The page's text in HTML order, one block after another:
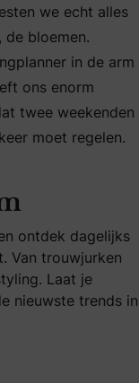
we echt alles
bloemen.
in de arm
ons enorm
twee weekenden
moet regelen.
ontdek dagelijks
Van trouwjurken
Laat je
nieuwste trends in